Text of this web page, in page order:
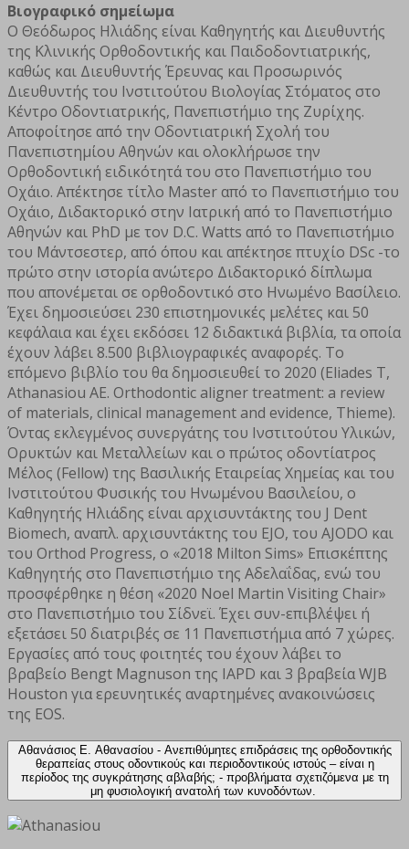
Βιογραφικό σημείωμα
Ο Θεόδωρος Ηλιάδης είναι Καθηγητής και Διευθυντής
της Κλινικής Ορθοδοντικής και Παιδοδοντιατρικής,
καθώς και Διευθυντής Έρευνας και Προσωρινός
Διευθυντής του Ινστιτούτου Βιολογίας Στόματος στο
Κέντρο Οδοντιατρικής, Πανεπιστήμιο της Ζυρίχης.
Αποφοίτησε από την Οδοντιατρική Σχολή του
Πανεπιστημίου Αθηνών και ολοκλήρωσε την
Ορθοδοντική ειδικότητά του στο Πανεπιστήμιο του
Οχάιο. Απέκτησε τίτλο Master από το Πανεπιστήμιο του
Οχάιο, Διδακτορικό στην Ιατρική από το Πανεπιστήμιο
Αθηνών και PhD με τον D.C. Watts από το Πανεπιστήμιο
του Μάντσεστερ, από όπου και απέκτησε πτυχίο DSc -το
πρώτο στην ιστορία ανώτερο Διδακτορικό δίπλωμα
που απονέμεται σε ορθοδοντικό στο Ηνωμένο Βασίλειο.
Έχει δημοσιεύσει 230 επιστημονικές μελέτες και 50
κεφάλαια και έχει εκδόσει 12 διδακτικά βιβλία, τα οποία
έχουν λάβει 8.500 βιβλιογραφικές αναφορές. Το
επόμενο βιβλίο του θα δημοσιευθεί το 2020 (Eliades T,
Athanasiou AE. Orthodontic aligner treatment: a review
of materials, clinical management and evidence, Thieme).
Όντας εκλεγμένος συνεργάτης του Ινστιτούτου Υλικών,
Ορυκτών και Μεταλλείων και ο πρώτος οδοντίατρος
Μέλος (Fellow) της Βασιλικής Εταιρείας Χημείας και του
Ινστιτούτου Φυσικής του Ηνωμένου Βασιλείου, ο
Καθηγητής Ηλιάδης είναι αρχισυντάκτης του J Dent
Biomech, αναπλ. αρχισυντάκτης του EJO, του AJODO και
του Orthod Progress, ο «2018 Milton Sims» Επισκέπτης
Καθηγητής στο Πανεπιστήμιο της Αδελαΐδας, ενώ του
προσφέρθηκε η θέση «2020 Noel Martin Visiting Chair»
στο Πανεπιστήμιο του Σίδνεϊ. Έχει συν-επιβλέψει ή
εξετάσει 50 διατριβές σε 11 Πανεπιστήμια από 7 χώρες.
Εργασίες από τους φοιτητές του έχουν λάβει το
βραβείο Bengt Magnuson της IAPD και 3 βραβεία WJB
Houston για ερευνητικές αναρτημένες ανακοινώσεις
της EOS.
Αθανάσιος Ε. Αθανασίου - Ανεπιθύμητες επιδράσεις της ορθοδοντικής
θεραπείας στους οδοντικούς και περιοδοντικούς ιστούς – είναι η
περίοδος της συγκράτησης αβλαβής; - προβλήματα σχετιζόμενα με τη
μη φυσιολογική ανατολή των κυνοδόντων.